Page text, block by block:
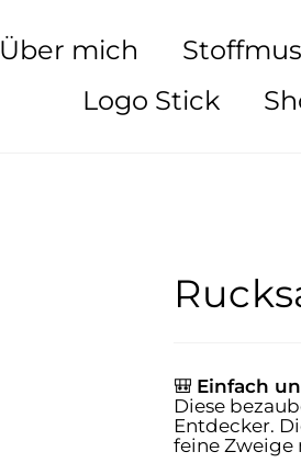
Über mich
Logo Stick
🎒 Einfach
Diese
Entdecker.
feine Zweige